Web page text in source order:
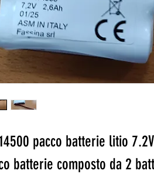
pacco batterie litio 7.2V
batterie composto da 2